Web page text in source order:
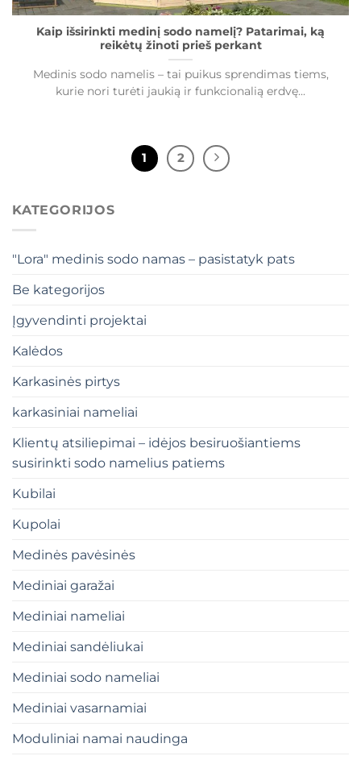
Kaip išsirinkti medinį sodo namelį? Patarimai, ką
reikėtų žinoti prieš perkant
Medinis sodo namelis – tai puikus sprendimas tiems,
kurie nori turėti jaukią ir funkcionalią erdvę...
1 2
KATEGORIJOS
"Lora" medinis sodo namas – pasistatyk pats
Be kategorijos
Įgyvendinti projektai
Kalėdos
Karkasinės pirtys
karkasiniai nameliai
Klientų atsiliepimai – idėjos besiruošiantiems
susirinkti sodo namelius patiems
Kubilai
Kupolai
Medinės pavėsinės
Mediniai garažai
Mediniai nameliai
Mediniai sandėliukai
Mediniai sodo nameliai
Mediniai vasarnamiai
Moduliniai namai naudinga